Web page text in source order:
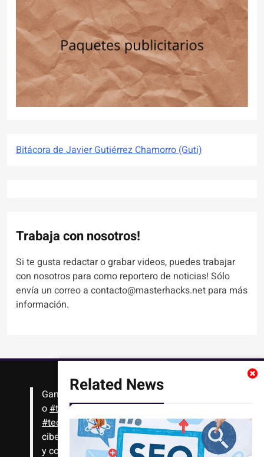
Related News
Bitácora de Javier Gutiérrez Chamorro (Guti)
Trabaja con nosotros!
Si te gusta redactar o grabar videos, puedes trabajar
con nosotros para como reportero de noticias! Sólo
envía un correo a contacto@masterhacks.net para más
información.
Gana #Bitcoinsolo con leer artículos, noticias
o#tutorialesinteresantes de ciencia,
#tecnología,#criptomonedas , seguridad
cibernética y más!! Sólo tienes que registrarte
y comenzar a navegar